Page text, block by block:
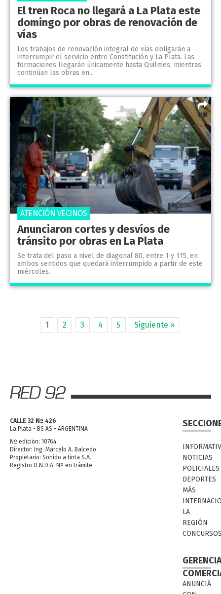
El tren Roca no llegará a La Plata este
domingo por obras de renovación de
vías
Los trabajos de renovación integral de vías obligarán a
interrumpir el servicio entre Constitución y La Plata. Las
formaciones llegarán únicamente hasta Quilmes, mientras
continúan las obras en...
Anunciaron cortes y desvíos de
tránsito por obras en La Plata
Se trata del paso a nivel de diagonal 80, entre 1 y 115, en
ambos sentidos que quedará interrumpido a partir de este
miércoles.
ATENCIÓN VECINOS
1 2 3 4 5 Siguiente »
CALLE 32 Nº 426
La Plata - BS AS - ARGENTINA
Nº edición: 10764
Director: Ing. Marcelo A. Balcedo
Propietario: Sonido a tinta S.A.
Registro D.N.D.A. Nº en trámite
NOTICIAS
POLICIALES
DEPORTES
MÁS
LA
REGIÓN
ANUNCIÁ